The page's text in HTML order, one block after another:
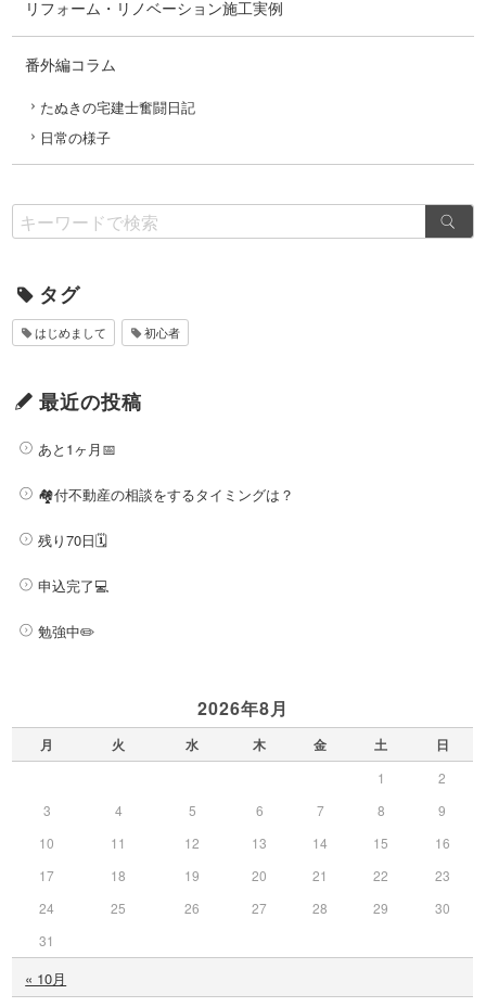
リフォーム・リノベーション施工実例
番外編コラム
たぬきの宅建士奮闘日記
日常の様子
タグ
はじめまして 初心者
最近の投稿
あと1ヶ月📅
🏘️付不動産の相談をするタイミングは？
残り70日🗓️
申込完了💻
勉強中✏️
2026年8月
月 火 水 木 金 土 日
« 10月
1
2
3
4 5 6 7 8
9
10
11 12 13 14 15
16
17
18 19 20 21 22
23
24
25 26 27 28 29
30
31